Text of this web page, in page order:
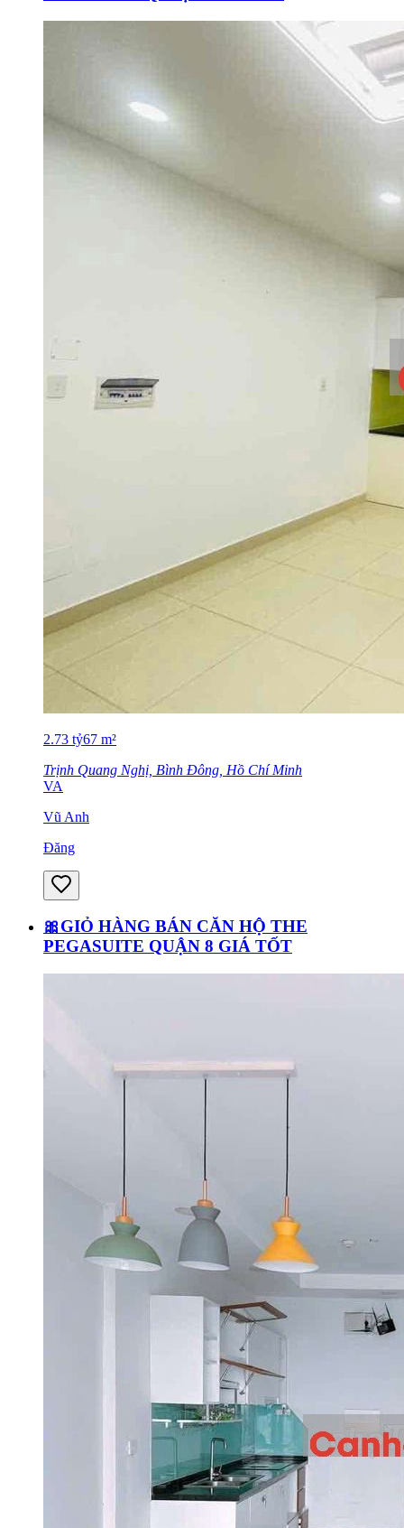
2.73 tỷ67 m²
Trịnh Quang Nghị, Bình Đông, Hồ Chí Minh
VA
Vũ Anh
Đăng
🎀GIỎ HÀNG BÁN CĂN HỘ THE
PEGASUITE QUẬN 8 GIÁ TỐT